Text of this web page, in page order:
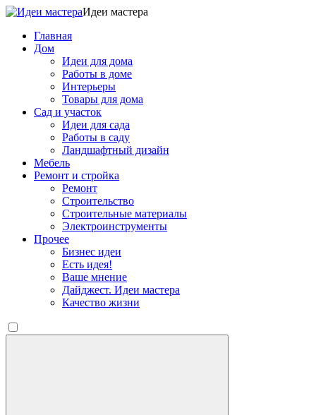
Идеи мастера
Главная
Дом
Идеи для дома
Работы в доме
Интерьеры
Товары для дома
Сад и участок
Идеи для сада
Работы в саду
Ландшафтный дизайн
Мебель
Ремонт и стройка
Ремонт
Строительство
Строительные материалы
Электроинструменты
Прочее
Бизнес идеи
Есть идея!
Ваше мнение
Дайджест. Идеи мастера
Качество жизни